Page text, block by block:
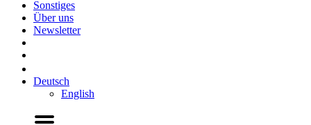
Sonstiges
Über uns
Newsletter
Deutsch
English